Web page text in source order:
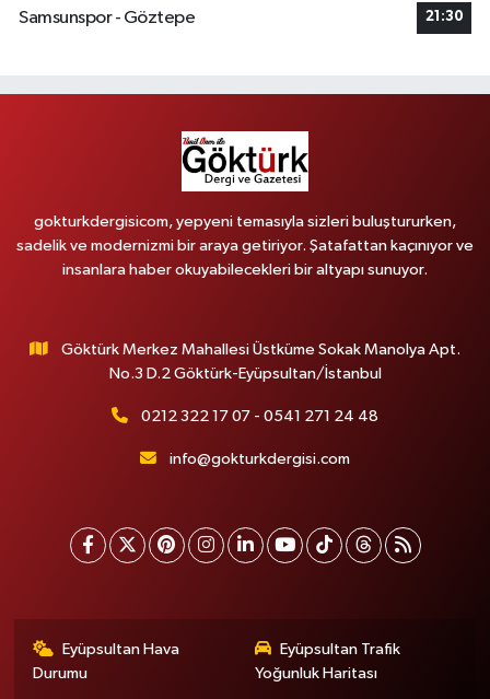
Samsunspor - Göztepe
21:30
gokturkdergisicom, yepyeni temasıyla sizleri buluştururken,
sadelik ve modernizmi bir araya getiriyor. Şatafattan kaçınıyor ve
insanlara haber okuyabilecekleri bir altyapı sunuyor.
Göktürk Merkez Mahallesi Üstküme Sokak Manolya Apt.
No.3 D.2 Göktürk-Eyüpsultan/İstanbul
0212 322 17 07 - 0541 271 24 48
info@gokturkdergisi.com
Eyüpsultan Hava
Durumu
Eyüpsultan Trafik
Yoğunluk Haritası